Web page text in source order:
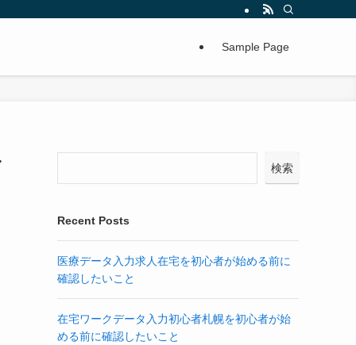
Sample Page
検索
Recent Posts
医療データ入力求人在宅を初心者が始める前に
確認したいこと
在宅ワークデータ入力初心者札幌を初心者が始
める前に確認したいこと